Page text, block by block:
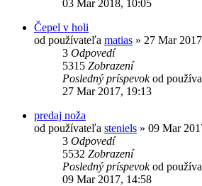
03 Mar 2018, 10:05
Čepel v holi
od používateľa matias » 27 Mar
3 Odpovedí
5315 Zobrazení
Posledný príspevokod
27 Mar 2017, 19:13
predaj noža
od používateľa steniels » 09 Mar
3 Odpovedí
5532 Zobrazení
Posledný príspevokod
09 Mar 2017, 14:58